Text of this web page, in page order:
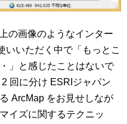
の画像のようなインター
いいただく中で「もっとこ
」と感じたことはないで
回に分け ESRIジャパン
ArcMap をお見せしなが
イズに関するテクニッ